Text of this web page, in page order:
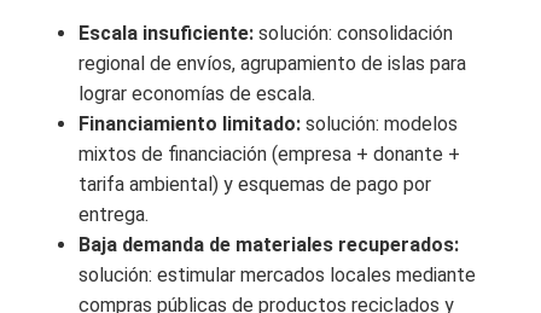
Escala insuficiente: solución: consolidación
regional de envíos, agrupamiento de islas para
lograr economías de escala.
Financiamiento limitado: solución: modelos
mixtos de financiación (empresa + donante +
tarifa ambiental) y esquemas de pago por
entrega.
Baja demanda de materiales recuperados:
solución: estimular mercados locales mediante
compras públicas de productos reciclados y